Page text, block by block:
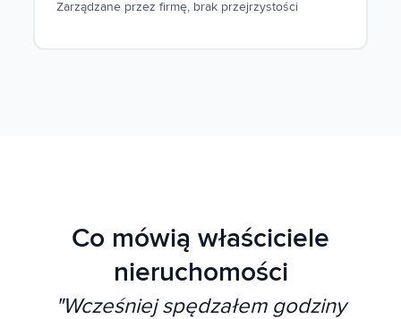
Zarządzane przez firmę, brak przejrzystości
Co mówią właściciele
nieruchomości
"Wcześniej spędzałem godziny